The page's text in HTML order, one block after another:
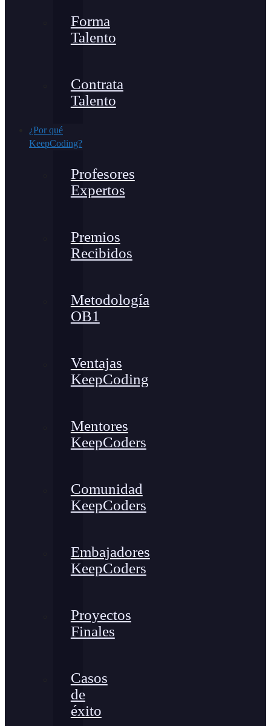
Forma
Talento
Contrata
Talento
¿Por qué
KeepCoding?
Profesores
Expertos
Premios
Recibidos
Metodología
OB1
Ventajas
KeepCoding
Mentores
KeepCoders
Comunidad
KeepCoders
Embajadores
KeepCoders
Proyectos
Finales
Casos
de
éxito